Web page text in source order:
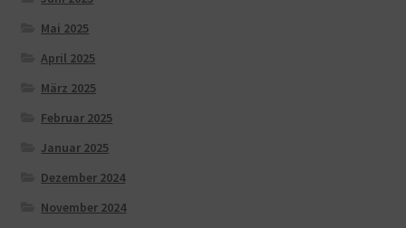
Mai 2025
April 2025
März 2025
Februar 2025
Januar 2025
Dezember 2024
November 2024